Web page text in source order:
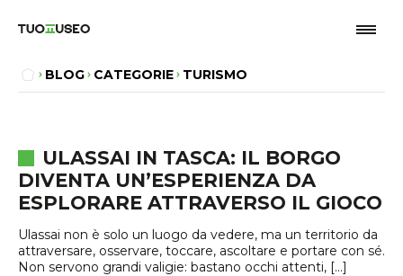
BLOG CATEGORIE TURISMO
ULASSAI IN TASCA: IL BORGO
DIVENTA UN’ESPERIENZA DA
ESPLORARE ATTRAVERSO IL GIOCO
Ulassai non è solo un luogo da vedere, ma un territorio da
attraversare, osservare, toccare, ascoltare e portare con sé.
Non servono grandi valigie: bastano occhi attenti, […]